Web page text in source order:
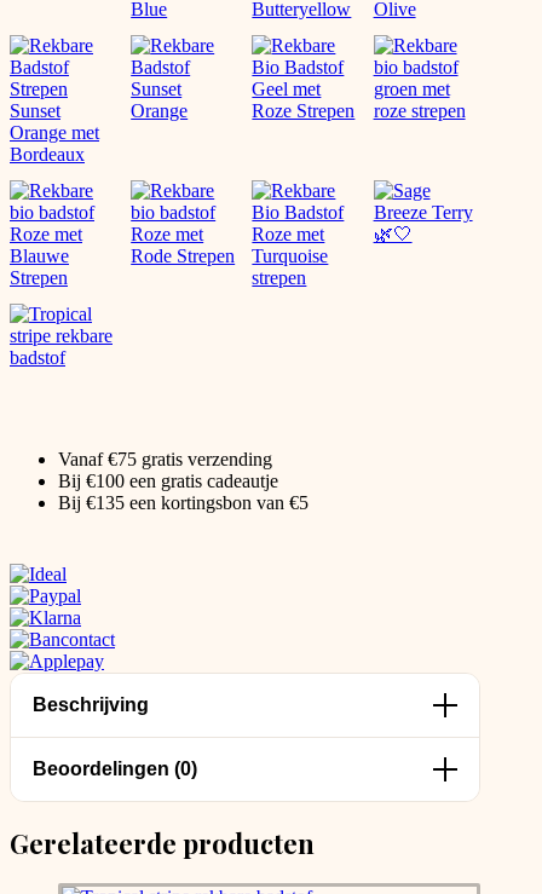
Vanaf €75 gratis verzending
Bij €100 een gratis cadeautje
Bij €135 een kortingsbon van €5
Beschrijving
Beoordelingen (0)
Gerelateerde producten